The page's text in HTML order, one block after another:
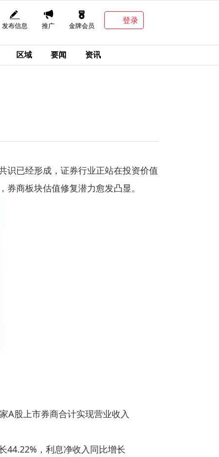
发布信息 推广 金牌会员
登录
区域 要闻 资讯
识已经形成，证券行业正站在投资价值
商板块估值修复潜力愈发凸显。
A股上市券商合计实现营业收入
44.22%，利息净收入同比增长